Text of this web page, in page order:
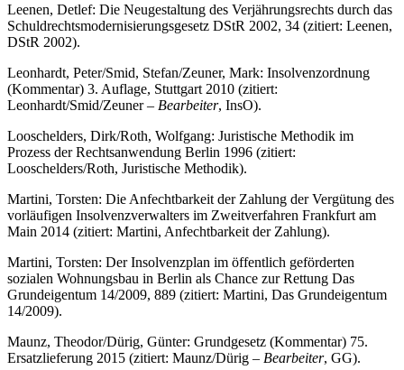
Leenen, Detlef: Die Neugestaltung des Verjährungsrechts durch das
Schuldrechtsmodernisierungsgesetz DStR 2002, 34 (zitiert: Leenen,
DStR 2002).
Leonhardt, Peter/Smid, Stefan/Zeuner, Mark: Insolvenzordnung
(Kommentar) 3. Auflage, Stuttgart 2010 (zitiert:
Leonhardt/Smid/Zeuner– Bearbeiter, InsO).
Looschelders, Dirk/Roth, Wolfgang: Juristische Methodik im
Prozess der Rechtsanwendung Berlin 1996 (zitiert:
Looschelders/Roth, Juristische Methodik).
Martini, Torsten: Die Anfechtbarkeit der Zahlung der Vergütung des
vorläufigen Insolvenzverwalters im Zweitverfahren Frankfurt am
Main 2014 (zitiert: Martini, Anfechtbarkeit der Zahlung).
Martini, Torsten: Der Insolvenzplan im öffentlich geförderten
sozialen Wohnungsbau in Berlin als Chance zur Rettung Das
Grundeigentum 14/2009, 889 (zitiert: Martini, Das Grundeigentum
14/2009).
Maunz, Theodor/Dürig, Günter: Grundgesetz (Kommentar) 75.
Ersatzlieferung 2015 (zitiert: Maunz/Dürig – Bearbeiter, GG).